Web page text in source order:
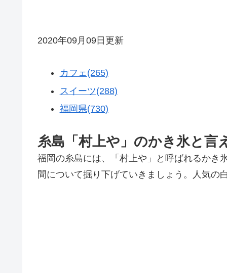
2020年09月09日更新
カフェ(265)
スイーツ(288)
福岡県(730)
糸島「村上や」のかき氷と言
福岡の糸島には、「村上や」と呼ばれるかき
間について掘り下げていきましょう。人気の